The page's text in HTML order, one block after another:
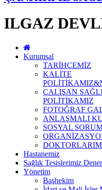
ILGAZ
Kurumsal
TARİHÇEMİZ
KALİTE
ÇALIŞAN
POLİTİKAMIZ
FOTOĞRAF
ANLAŞMALI
SOSYAL
Hastanemiz
Sağlık Tesislerimiz
Yönetim
Başhekim